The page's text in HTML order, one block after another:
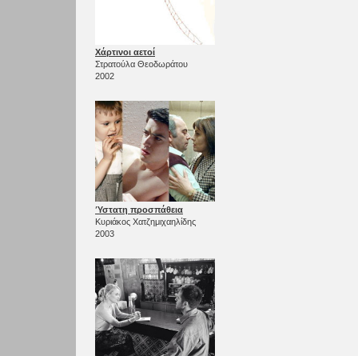
Χάρτινοι αετοί
Στρατούλα Θεοδωράτου
2002
Ύστατη προσπάθεια
Κυριάκος Χατζημιχαηλίδης
2003